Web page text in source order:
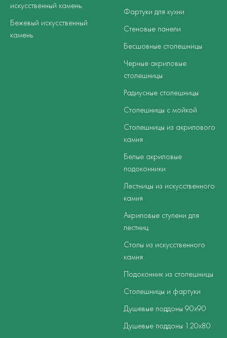
искусственный камень
Бежевый искусственный
камень
Фартуки для кухни
Стеновые панели
Бесшовные столешницы
Черные акриловые
столешницы
Радиусные столешницы
Столешницы с мойкой
Столешницы из акрилового
камня
Белые акриловые
подоконники
Лестницы из искусственного
камня
Акриловые ступени для
лестниц
Столы из искусственного
камня
Подоконник из столешницы
Столешницы и фартуки
Душевые поддоны 90х90
Душевые поддоны 120х80